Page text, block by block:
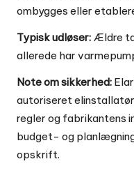
ombygges eller
Typisk udløser: Ældre
allerede har
Note om sikkerhed:
autoriseret
regler og fabrikantens
budget- og
opskrift.